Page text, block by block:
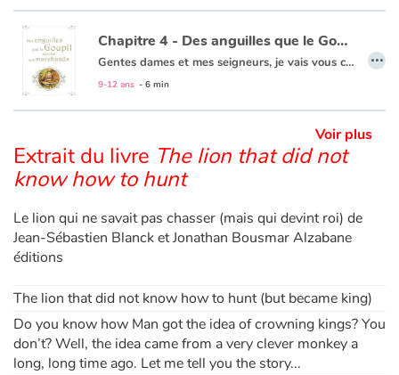
Chapitre 4 - Des anguilles que le Goupil déroba aux marchands
Gentes dames et mes seigneurs, je vais vous conter maintenant ces étonnantes aventures qui arrivèrent, il y a fort longtemps, à ce fieffé Renart. Vous apprendrez comment le goupil, qui savait beaucoup de ruses, commit tant de farces et de larcins qu'il en rendit presque fou son compère, le loup Ysengrin, mais aussi, tous ceux qui croisèrent son chemin. Dans cette quatrième histoire, voyez comment Renart parvint à délester les marchands de bien belles anguilles...
9-12 ans - 6 min
…
Voir plus
Extrait du livre The lion that did not
know how to hunt
Le lion qui ne savait pas chasser (mais qui devint roi) de
Jean-Sébastien Blanck et Jonathan Bousmar Alzabane
éditions
The lion that did not know how to hunt (but became king)
Do you know how Man got the idea of crowning kings? You
don’t? Well, the idea came from a very clever monkey a
long, long time ago. Let me tell you the story...